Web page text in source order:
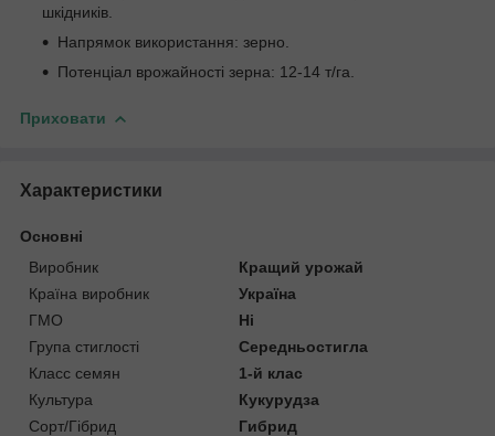
шкідників.
Напрямок використання: зерно.
Потенціал врожайності зерна: 12-14 т/га.
Приховати
Характеристики
Основні
Виробник
Кращий урожай
Країна виробник
Україна
ГМО
Ні
Група стиглості
Середньостигла
Класс семян
1-й клас
Культура
Кукурудза
Сорт/Гібрид
Гибрид